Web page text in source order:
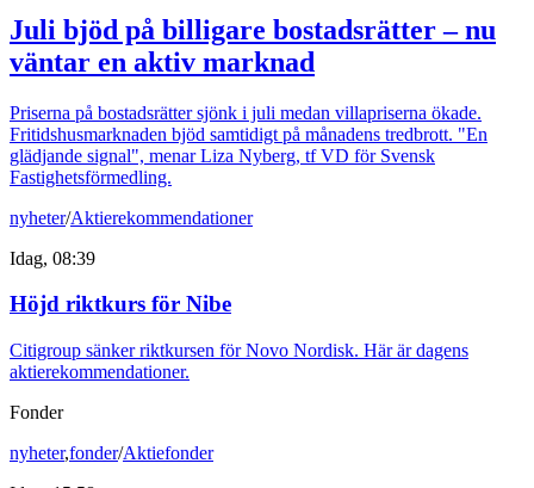
Juli bjöd på billigare bostadsrätter – nu
väntar en aktiv marknad
Priserna på bostadsrätter sjönk i juli medan villapriserna ökade.
Fritidshusmarknaden bjöd samtidigt på månadens tredbrott. "En
glädjande signal", menar Liza Nyberg, tf VD för Svensk
Fastighetsförmedling.
nyheter/Aktierekommendationer
Idag, 08:39
Höjd riktkurs för Nibe
Citigroup sänker riktkursen för Novo Nordisk. Här är dagens
aktierekommendationer.
Fonder
nyheter,fonder/Aktiefonder